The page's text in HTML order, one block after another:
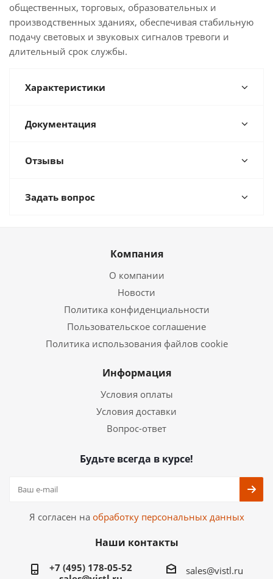
общественных, торговых, образовательных и
производственных зданиях, обеспечивая стабильную
подачу световых и звуковых сигналов тревоги и
длительный срок службы.
Характеристики
Документация
Отзывы
Задать вопрос
Компания
О компании
Новости
Политика конфиденциальности
Пользовательское соглашение
Политика использования файлов cookie
Информация
Условия оплаты
Условия доставки
Вопрос-ответ
Будьте всегда в курсе!
Я согласен на обработку персональных данных
Наши контакты
+7 (495) 178-05-52
sales@vistl.ru